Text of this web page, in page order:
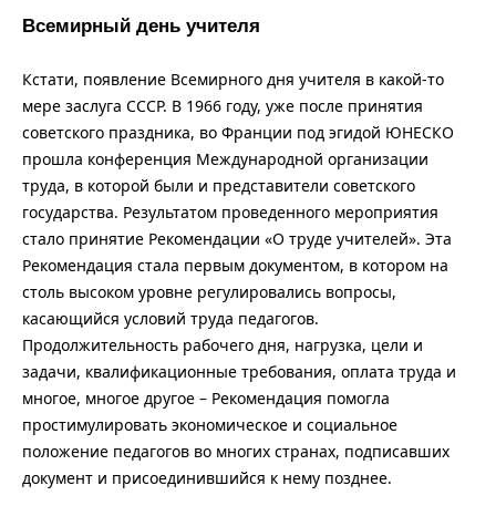
Всемирный день учителя
Кстати, появление Всемирного дня учителя в какой-то
мере заслуга СССР. В 1966 году, уже после принятия
советского праздника, во Франции под эгидой ЮНЕСКО
прошла конференция Международной организации
труда, в которой были и представители советского
государства. Результатом проведенного мероприятия
стало принятие Рекомендации «О труде учителей». Эта
Рекомендация стала первым документом, в котором на
столь высоком уровне регулировались вопросы,
касающийся условий труда педагогов.
Продолжительность рабочего дня, нагрузка, цели и
задачи, квалификационные требования, оплата труда и
многое, многое другое – Рекомендация помогла
простимулировать экономическое и социальное
положение педагогов во многих странах, подписавших
документ и присоединившийся к нему позднее.